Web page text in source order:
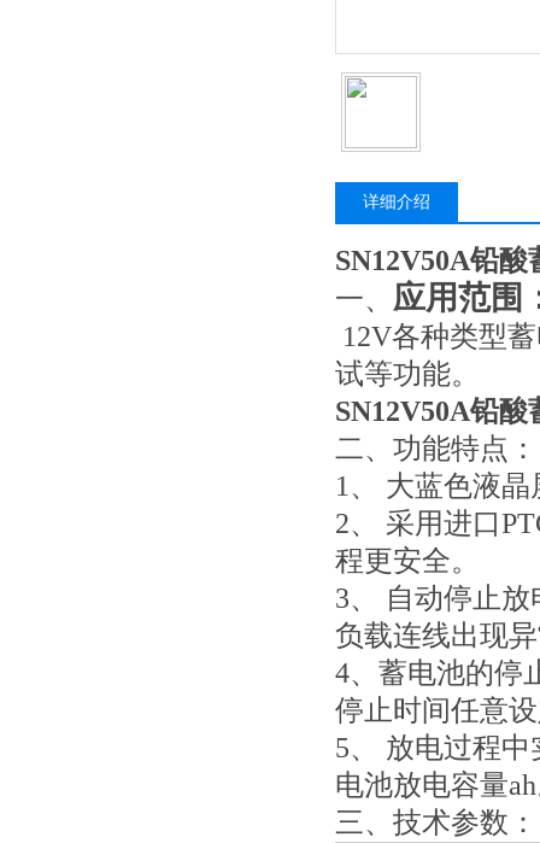
详细介绍
SN12V50A铅
一、 应用范围
12V各种类型
试等功能。
SN12V50A铅
二、功能特点
1、 大蓝色液
2、 采用进口
程更安全。
3、 自动停止
负载连线出现
4、蓄电池的停
停止时间任意
5、 放电过程
电池放电容量
三、技术参数：